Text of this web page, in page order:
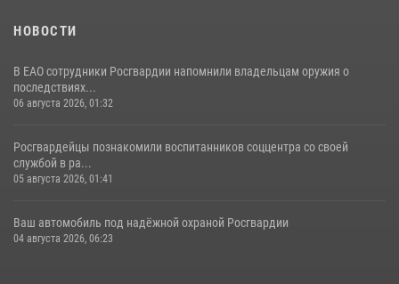
НОВОСТИ
В ЕАО сотрудники Росгвардии напомнили владельцам оружия о
последствиях...
06 августа 2026, 01:32
Росгвардейцы познакомили воспитанников соццентра со своей
службой в ра...
05 августа 2026, 01:41
Ваш автомобиль под надёжной охраной Росгвардии
04 августа 2026, 06:23